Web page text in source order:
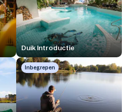
Duik Introductie
Inbegrepen